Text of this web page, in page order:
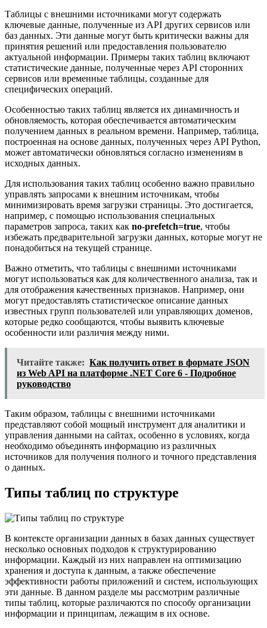
Таблицы с внешними источниками могут содержать
ключевые данные, полученные из API других сервисов или
баз данных. Эти данные могут быть критически важны для
принятия решений или предоставления пользователю
актуальной информации. Примеры таких таблиц включают
статистические данные, полученные через API сторонних
сервисов или временные таблицы, созданные для
специфических операций.
Особенностью таких таблиц является их динамичность и
обновляемость, которая обеспечивается автоматическим
получением данных в реальном времени. Например, таблица,
построенная на основе данных, полученных через API Python,
может автоматически обновляться согласно изменениям в
исходных данных.
Для использования таких таблиц особенно важно правильно
управлять запросами к внешним источникам, чтобы
минимизировать время загрузки страницы. Это достигается,
например, с помощью использования специальных
параметров запроса, таких как no-prefetch=true, чтобы
избежать предварительной загрузки данных, которые могут не
понадобиться на текущей странице.
Важно отметить, что таблицы с внешними источниками
могут использоваться как для количественного анализа, так и
для отображения качественных признаков. Например, они
могут предоставлять статистическое описание данных
известных групп пользователей или управляющих доменов,
которые редко сообщаются, чтобы выявить ключевые
особенности или различия между ними.
Читайте также: Как получить ответ в формате JSON
из Web API на платформе .NET Core 6 - Подробное
руководство
Таким образом, таблицы с внешними источниками
представляют собой мощный инструмент для аналитики и
управления данными на сайтах, особенно в условиях, когда
необходимо объединять информацию из различных
источников для получения полного и точного представления
о данных.
Типы таблиц по структуре
В контексте организации данных в базах данных существует
несколько основных подходов к структурированию
информации. Каждый из них направлен на оптимизацию
хранения и доступа к данным, а также обеспечение
эффективности работы приложений и систем, использующих
эти данные. В данном разделе мы рассмотрим различные
типы таблиц, которые различаются по способу организации
информации и принципам, лежащим в их основе.